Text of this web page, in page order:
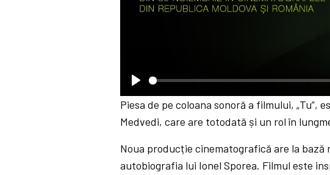
P
l
y
Piesa de pe coloana sonoră a filmului,
Medvedi, care are totodată și un rol în
Noua producție cinematografică are la bază
autobiografia lui Ionel Sporea. Filmul este